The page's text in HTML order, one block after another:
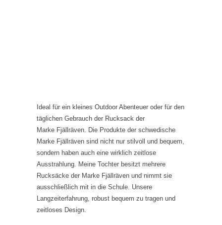
Ideal für ein kleines Outdoor Abenteuer oder für den
täglichen Gebrauch der Rucksack der
Marke Fjällräven. Die Produkte der schwedische
Marke Fjällräven sind nicht nur stilvoll und bequem,
sondern haben auch eine wirklich zeitlose
Ausstrahlung. Meine Tochter besitzt mehrere
Rucksäcke der Marke Fjällräven und nimmt sie
ausschließlich mit in die Schule. Unsere
Langzeiterfahrung, robust bequem zu tragen und
zeitloses Design.